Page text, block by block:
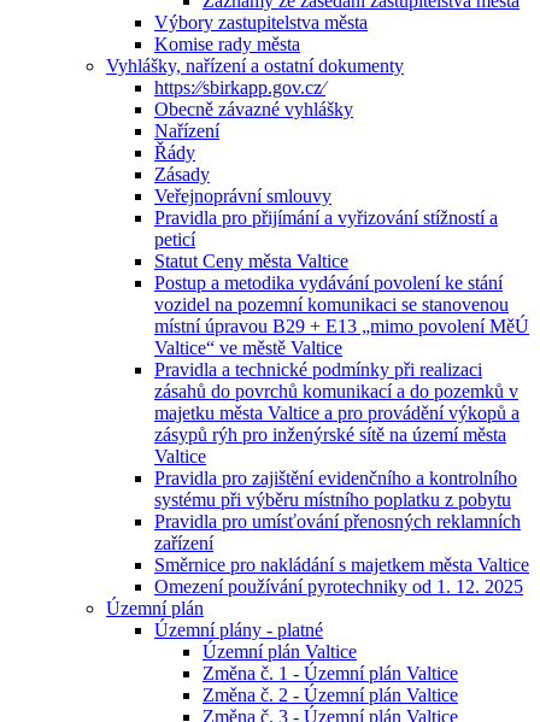
Výbory zastupitelstva města
Komise rady města
Vyhlášky, nařízení a ostatní dokumenty
https:⁄⁄sbirkapp.gov.cz⁄
Obecně závazné vyhlášky
Nařízení
Řády
Zásady
Veřejnoprávní smlouvy
Pravidla pro přijímání a vyřizování stížností a
peticí
Statut Ceny města Valtice
Postup a metodika vydávání povolení ke stání
vozidel na pozemní komunikaci se stanovenou
místní úpravou B29 + E13 „mimo povolení MěÚ
Valtice“ ve městě Valtice
Pravidla a technické podmínky při realizaci
zásahů do povrchů komunikací a do pozemků v
majetku města Valtice a pro provádění výkopů a
zásypů rýh pro inženýrské sítě na území města
Valtice
Pravidla pro zajištění evidenčního a kontrolního
systému při výběru místního poplatku z pobytu
Pravidla pro umísťování přenosných reklamních
zařízení
Směrnice pro nakládání s majetkem města Valtice
Omezení používání pyrotechniky od 1. 12. 2025
Územní plán
Územní plány - platné
Územní plán Valtice
Změna č. 1 - Územní plán Valtice
Změna č. 2 - Územní plán Valtice
Změna č. 3 - Územní plán Valtice